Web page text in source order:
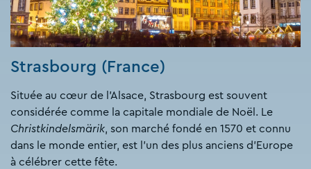
Strasbourg (France)
Située au cœur de l’Alsace, Strasbourg est souvent
considérée comme la capitale mondiale de Noël. Le
Christkindelsmärik, son marché fondé en 1570 et connu
dans le monde entier, est l’un des plus anciens d’Europe
à célébrer cette fête.